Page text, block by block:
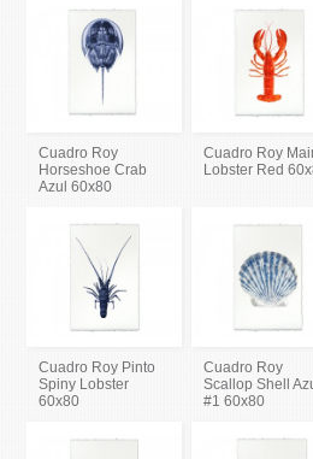
Cuadro Roy
Horseshoe Crab
Azul 60x80
Cuadro Roy
Lobster Red
Cuadro Roy Pinto
Spiny Lobster
60x80
Cuadro Roy
Scallop Shell
#1 60x80